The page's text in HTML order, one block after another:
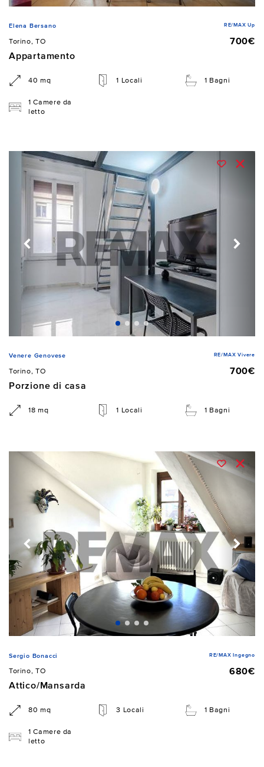
Elena Bersano RE/MAX Up
Torino, TO
700€
Appartamento
40 mq 1 Locali 1 Bagni
1 Camere da
letto
Venere Genovese RE/MAX Vivere
Torino, TO
700€
Porzione di casa
18 mq 1 Locali 1 Bagni
Sergio Bonacci RE/MAX Ingegno
Torino, TO
680€
Attico/Mansarda
80 mq 3 Locali 1 Bagni
1 Camere da
letto